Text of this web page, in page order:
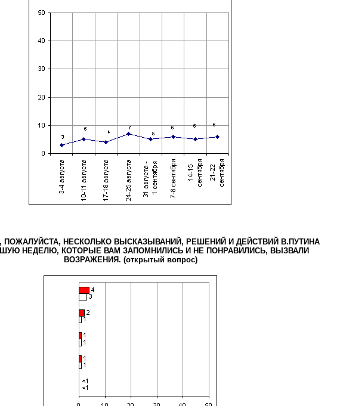
ПОЖАЛУЙСТА, НЕСКОЛЬКО ВЫСКАЗЫВАНИЙ, РЕШЕНИЙ И ДЕЙСТВИЙ В.ПУТИНА
НЕДЕЛЮ, КОТОРЫЕ ВАМ ЗАПОМНИЛИСЬ И НЕ ПОНРАВИЛИСЬ, ВЫЗВАЛИ
ВОЗРАЖЕНИЯ. (открытый вопрос)